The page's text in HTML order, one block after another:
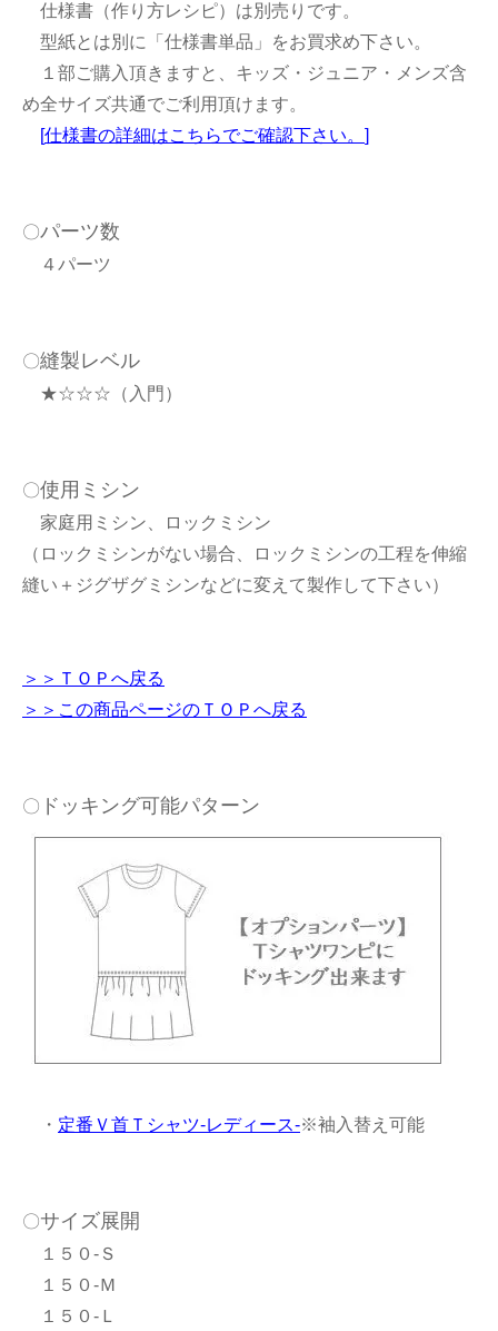
仕様書（作り方レシピ）は別売りです。
型紙とは別に「仕様書単品」をお買求め下さい。
１部ご購入頂きますと、キッズ・ジュニア・メンズ含
め全サイズ共通でご利用頂けます。
[仕様書の詳細はこちらでご確認下さい。 ]
〇パーツ数
４パーツ
〇縫製レベル
★☆☆☆（入門）
〇使用ミシン
家庭用ミシン、ロックミシン
（ロックミシンがない場合、ロックミシンの工程を伸縮
縫い＋ジグザグミシンなどに変えて製作して下さい）
＞＞ＴＯＰへ戻る
＞＞この商品ページのＴＯＰへ戻る
〇 ドッキング可能パターン
・ 定番Ｖ首Ｔシャツ-レディース-※袖入替え可能
〇サイズ展開
１５０-Ｓ
１５０-Ｍ
１５０-Ｌ